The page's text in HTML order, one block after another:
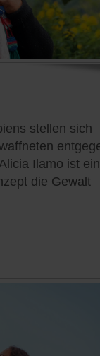
stellen sich
Ilamo ist
die Gewalt